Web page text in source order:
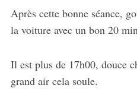
Après cette bonne séance,
la voiture avec un bon 20
Il est plus de 17h00, douce
grand air cela soule.